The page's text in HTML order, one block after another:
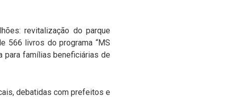
revitalização do parque
566 livros do programa “MS
para famílias beneficiárias de
debatidas com prefeitos e